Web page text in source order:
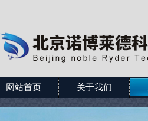
网站首页 关于我们